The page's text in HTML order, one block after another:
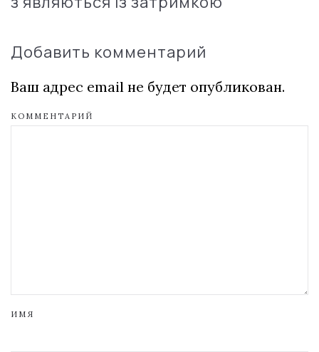
Добавить комментарий
Ваш адрес email не будет опубликован.
КОММЕНТАРИЙ
ИМЯ